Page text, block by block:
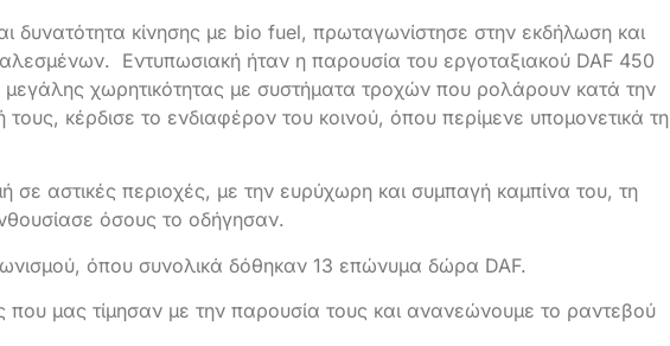
δυνατότητα κίνησης με bio fuel, πρωταγωνίστησε στην εκδήλωση και
Εντυπωσιακή ήταν η παρουσία του εργοταξιακού DAF 450
χωρητικότητας με συστήματα τροχών που ρολάρουν κατά την
κέρδισε το ενδιαφέρον του κοινού, όπου περίμενε υπομονετικά τη
σε αστικές περιοχές, με την ευρύχωρη και συμπαγή καμπίνα του, τη
όσους το οδήγησαν.
όπου συνολικά δόθηκαν 13 επώνυμα δώρα DAF.
μας τίμησαν με την παρουσία τους και ανανεώνουμε το ραντεβού